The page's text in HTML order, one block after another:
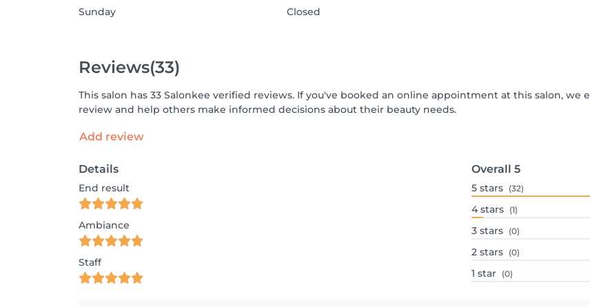
Sunday
Closed
Reviews(33)
This salon has 33 Salonkee verified reviews. If you've booked an online appointment at this salon, we
review and help others make informed decisions about their beauty needs.
Add review
Details
End result
Ambiance
Staff
Overall 5
5 stars (32)
4 stars (1)
3 stars (0)
2 stars (0)
1 star (0)